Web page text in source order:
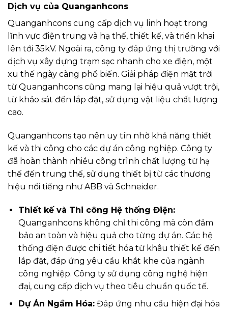
Dịch vụ của Quanganhcons
Quanganhcons cung cấp dịch vụ linh hoạt trong
lĩnh vực điện trung và hạ thế, thiết kế, và triển khai
lên tới 35kV. Ngoài ra, công ty đáp ứng thị trường với
dịch vụ xây dựng trạm sạc nhanh cho xe điện, một
xu thế ngày càng phổ biến. Giải pháp điện mặt trời
từ Quanganhcons cũng mang lại hiệu quả vượt trội,
từ khảo sát đến lắp đặt, sử dụng vật liệu chất lượng
cao.
Quanganhcons tạo nên uy tín nhờ khả năng thiết
kế và thi công cho các dự án công nghiệp. Công ty
đã hoàn thành nhiều công trình chất lượng từ hạ
thế đến trung thế, sử dụng thiết bị từ các thương
hiệu nổi tiếng như ABB và Schneider.
Thiết kế và Thi công Hệ thống Điện:
Quanganhcons không chỉ thi công mà còn đảm
bảo an toàn và hiệu quả cho từng dự án. Các hệ
thống điện được chi tiết hóa từ khâu thiết kế đến
lắp đặt, đáp ứng yêu cầu khắt khe của ngành
công nghiệp. Công ty sử dụng công nghệ hiện
đại, cung cấp dịch vụ theo tiêu chuẩn quốc tế.
Dự Án Ngầm Hóa:Đáp ứng nhu cầu hiện đại hóa